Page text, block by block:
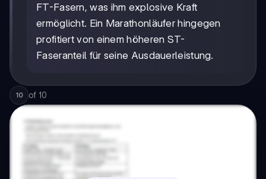
FT-Fasern, was ihm explosive Kraft
ermöglicht. Ein Marathonläufer hingegen
profitiert von einem höheren ST-
Faseranteil für seine Ausdauerleistung.
10 of 10